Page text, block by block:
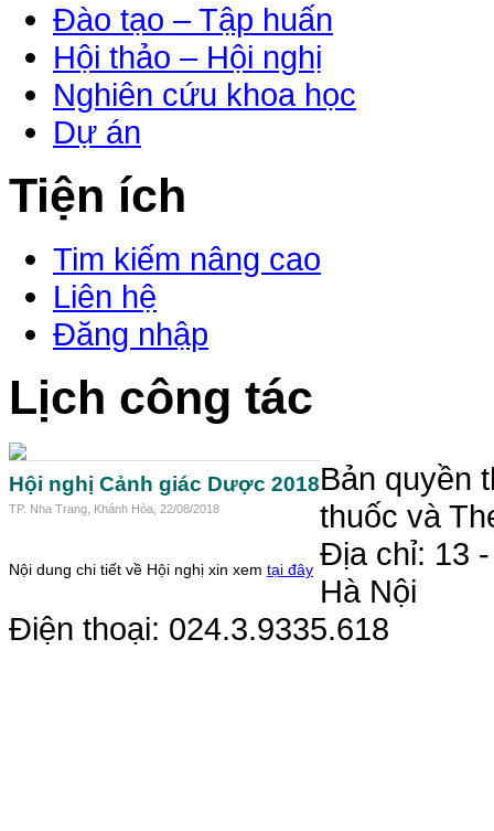
Đào tạo – Tập huấn
Hội thảo – Hội nghị
Nghiên cứu khoa học
Dự án
Tiện ích
Tim kiếm nâng cao
Liên hệ
Đăng nhập
Lịch công tác
Hội nghị Cảnh giác Dược 2018
TP. Nha Trang, Khánh Hòa, 22/08/2018
Nội dung chi tiết về Hội nghị xin xem tại đây
Bản quyền
thuốc và
Địa chỉ: 13
Hà Nội
Điện thoại: 024.3.9335.618